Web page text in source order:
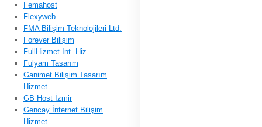
Femahost
Flexyweb
FMA Bilişim Teknolojileri Ltd.
Forever Bilişim
FullHizmet Int. Hiz.
Fulyam Tasarım
Ganimet Bilişim Tasarım
Hizmet
GB Host İzmir
Gencay İnternet Bilişim
Hizmet